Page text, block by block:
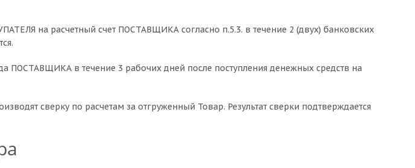
на расчетный счет ПОСТАВЩИКА согласно п.5.3. в течение 2 (двух) банковских
ПОСТАВЩИКА в течение 3 рабочих дней после поступления денежных средств на
сверку по расчетам за отгруженный Товар. Результат сверки подтверждается